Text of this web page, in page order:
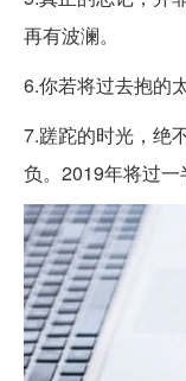
再有波澜。
6.你若将过去抱的
7.蹉跎的时光，绝
负。2019年将过